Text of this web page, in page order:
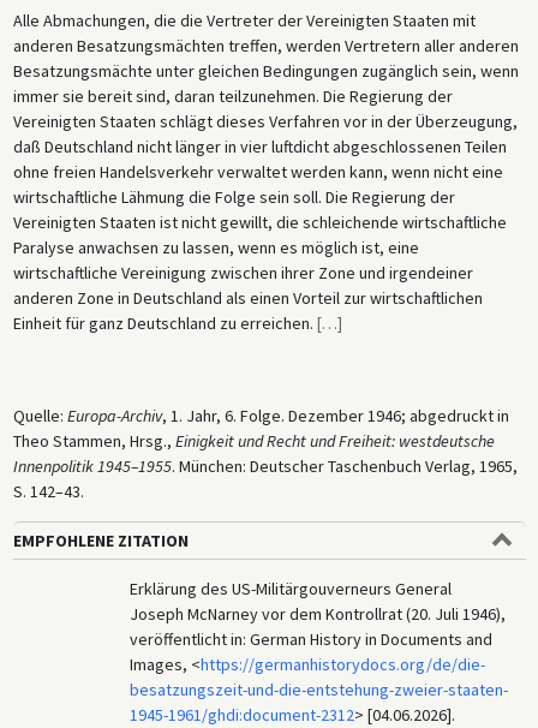
Alle Abmachungen, die die Vertreter der Vereinigten Staaten mit
anderen Besatzungsmächten treffen, werden Vertretern aller anderen
Besatzungsmächte unter gleichen Bedingungen zugänglich sein, wenn
immer sie bereit sind, daran teilzunehmen. Die Regierung der
Vereinigten Staaten schlägt dieses Verfahren vor in der Überzeugung,
daß Deutschland nicht länger in vier luftdicht abgeschlossenen Teilen
ohne freien Handelsverkehr verwaltet werden kann, wenn nicht eine
wirtschaftliche Lähmung die Folge sein soll. Die Regierung der
Vereinigten Staaten ist nicht gewillt, die schleichende wirtschaftliche
Paralyse anwachsen zu lassen, wenn es möglich ist, eine
wirtschaftliche Vereinigung zwischen ihrer Zone und irgendeiner
anderen Zone in Deutschland als einen Vorteil zur wirtschaftlichen
Einheit für ganz Deutschland zu erreichen. […]
Quelle: Europa-Archiv, 1. Jahr, 6. Folge. Dezember 1946; abgedruckt in
Theo Stammen, Hrsg., Einigkeit und Recht und Freiheit: westdeutsche
Innenpolitik 1945–1955. München: Deutscher Taschenbuch Verlag, 1965,
S. 142–43.
EMPFOHLENE ZITATION
Erklärung des US-Militärgouverneurs General
Joseph McNarney vor dem Kontrollrat (20. Juli 1946),
veröffentlicht in: German History in Documents and
Images, <https://germanhistorydocs.org/de/die-
besatzungszeit-und-die-entstehung-zweier-staaten-
1945-1961/ghdi:document-2312> [04.06.2026].